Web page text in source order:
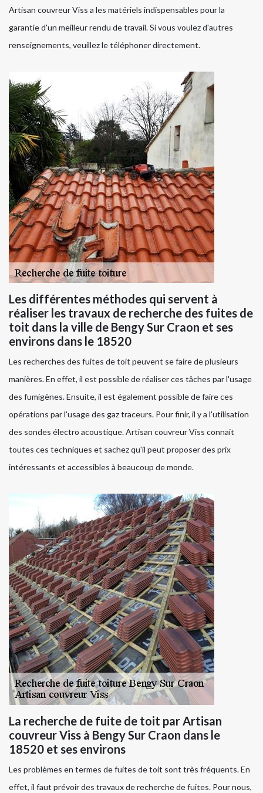
Artisan couvreur Viss a les matériels indispensables pour la
garantie d'un meilleur rendu de travail. Si vous voulez d'autres
renseignements, veuillez le téléphoner directement.
Les différentes méthodes qui servent à
réaliser les travaux de recherche des fuites de
toit dans la ville de Bengy Sur Craon et ses
environs dans le 18520
Les recherches des fuites de toit peuvent se faire de plusieurs
manières. En effet, il est possible de réaliser ces tâches par l'usage
des fumigènes. Ensuite, il est également possible de faire ces
opérations par l'usage des gaz traceurs. Pour finir, il y a l'utilisation
des sondes électro acoustique. Artisan couvreur Viss connait
toutes ces techniques et sachez qu'il peut proposer des prix
intéressants et accessibles à beaucoup de monde.
La recherche de fuite de toit par Artisan
couvreur Viss à Bengy Sur Craon dans le
18520 et ses environs
Les problèmes en termes de fuites de toit sont très fréquents. En
effet, il faut prévoir des travaux de recherche de fuites. Pour nous,